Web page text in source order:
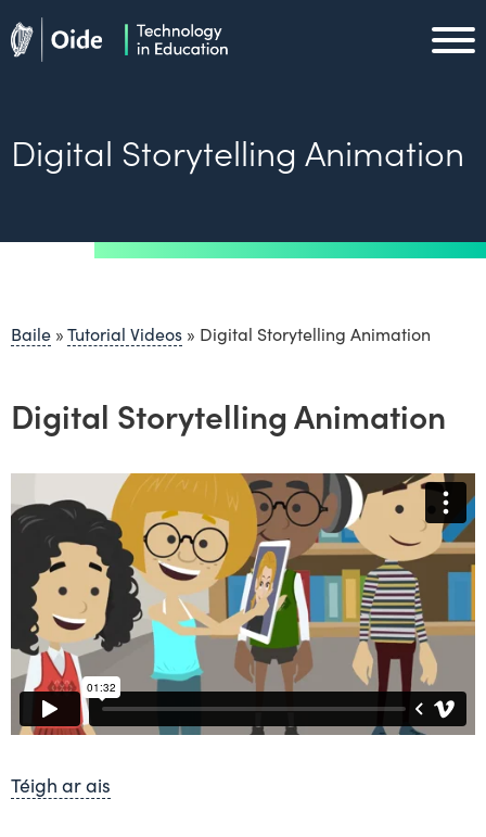
Skip to main content
Digital Storytelling Animation
Baile »Tutorial Videos » Digital Storytelling Animation
Digital Storytelling Animation
Téigh ar ais